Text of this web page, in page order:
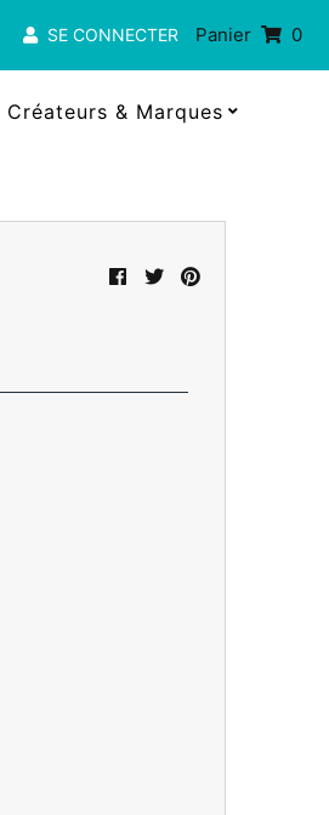
SE CONNECTER Panier 0
Créateurs & Marques